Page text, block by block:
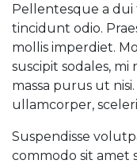
Pellentesque a
tincidunt odio.
mollis imperdiet.
suscipit sodales,
massa purus ut
ullamcorper,
Suspendisse
commodo sit amet